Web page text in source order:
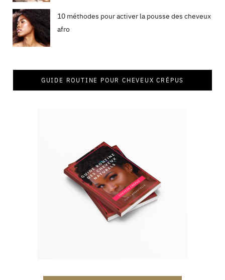
10 méthodes pour activer la pousse des cheveux
afro
GUIDE ROUTINE POUR CHEVEUX CRÉPUS